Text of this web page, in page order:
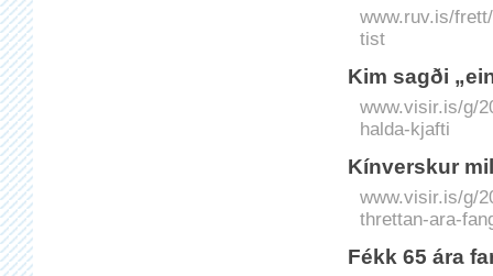
www.ruv.is/
tist
Kim sagði
www.visir.is/g/
halda-kjafti
Kín­verskur
www.visir.is/g/
threttan-ara-
Fékk 65 ára